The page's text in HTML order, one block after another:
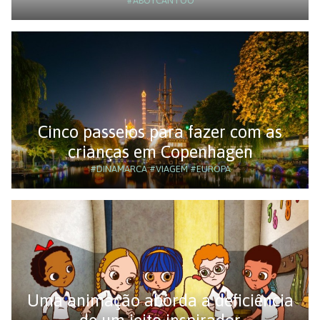
Cinco passeios para fazer com as
crianças em Copenhagen
#DINAMARCA#VIAGEM#EUROPA
Uma animação aborda a deficiência